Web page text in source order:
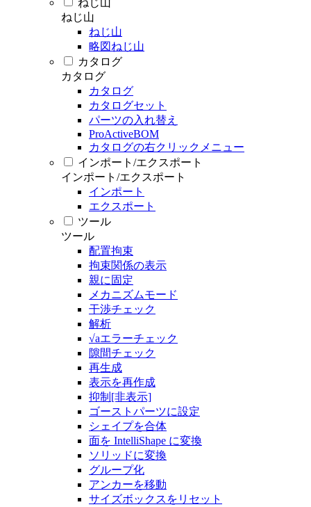
ねじ山
ねじ山
ねじ山
略図ねじ山
カタログ
カタログ
カタログ
カタログセット
パーツの入れ替え
ProActiveBOM
カタログの右クリックメニュー
インポート/エクスポート
インポート/エクスポート
インポート
エクスポート
ツール
ツール
配置拘束
拘束関係の表示
親に固定
メカニズムモード
干渉チェック
解析
√aエラーチェック
隙間チェック
再生成
表示を再作成
抑制[非表示]
ゴーストパーツに設定
シェイプを合体
面を IntelliShape に変換
ソリッドに変換
グループ化
アンカーを移動
サイズボックスをリセット